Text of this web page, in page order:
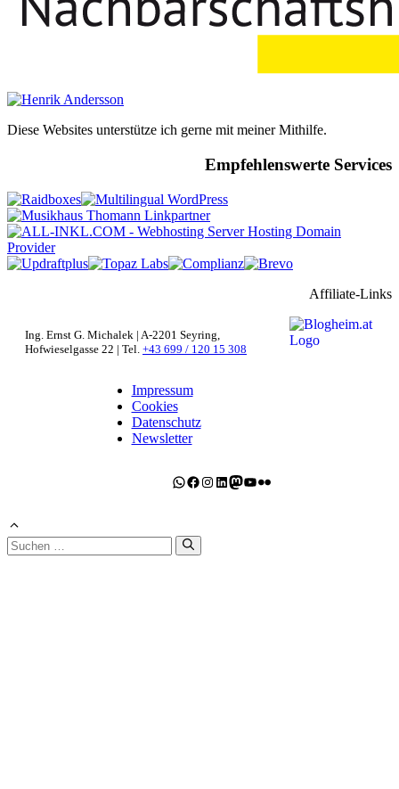
Diese Websites unterstütze ich gerne mit meiner Mithilfe.
Empfehlenswerte Services
Affiliate-Links
Ing. Ernst G. Michalek | A-2201 Seyring,
Hofwieselgasse 22 | Tel. +43 699 / 120 15 308
Impressum
Cookies
Datenschutz
Newsletter
WhatsApp
Facebook
Instagram
LinkedIn
Mastodon
YouTube
Flickr
Suchen
nach: